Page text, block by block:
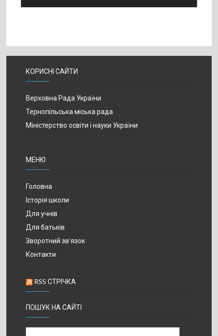
КОРИСНІ САЙТИ
Верховна Рада України
Тернопільська міська рада
Міністерство освіти і науки України
МЕНЮ
Головна
Історія школи
Для учнів
Для батьків
Зворотний зв’язок
Контакти
RSS СТРІЧКА
ПОШУК НА САЙТІ